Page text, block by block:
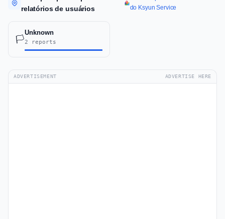
relatórios de usuários
do Ksyun Service
🏳️
Unknown
2 reports
ADVERTISEMENT ADVERTISE HERE